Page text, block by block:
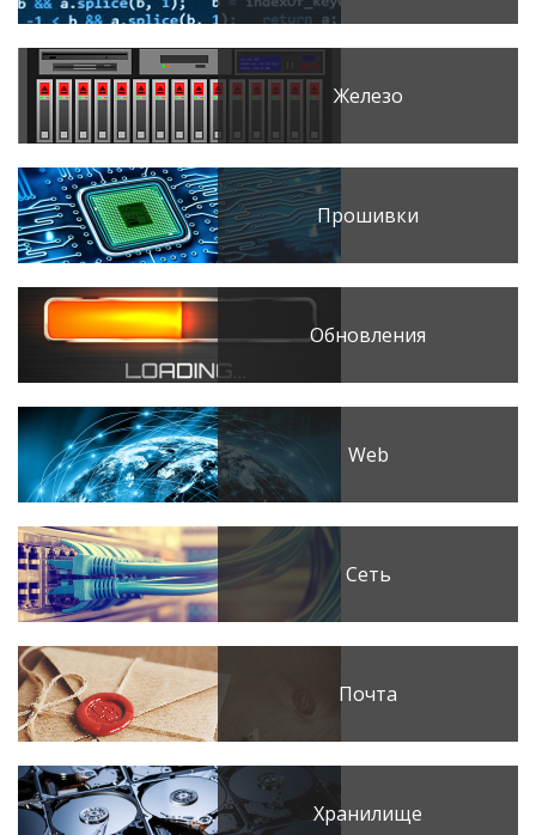
Железо
Прошивки
Обновления
Web
Сеть
Почта
Хранилище